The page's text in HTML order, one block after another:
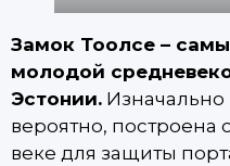
Замок Тоолсе –
молодой
Эстонии. Изначально
вероятно, построена
веке для защиты